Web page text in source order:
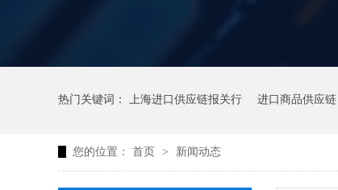
热门关键词： 上海进口供应链报关行 进口商品供应链
您的位置： 首页 > 新闻动态